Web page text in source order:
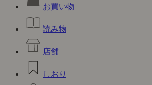
お買い物
読み物
店舗
しおり